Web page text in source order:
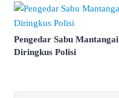
Pengedar Sabu Mantangai
Diringkus Polisi